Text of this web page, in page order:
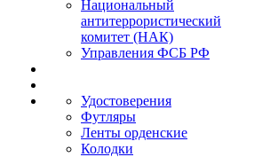
Национальный
антитеррористический
комитет (НАК)
Управления ФСБ РФ
Удостоверения
Футляры
Ленты орденские
Колодки